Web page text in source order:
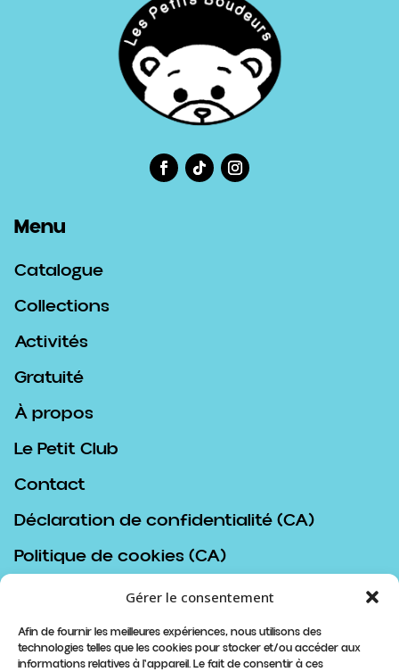
Gérer le consentement
Afin de fournir les meilleures expériences, nous utilisons des
technologies telles que les cookies pour stocker et/ou accéder aux
informations relatives à l'appareil. Le fait de consentir à ces
Menu
Catalogue
Collections
Activités
Gratuité
À propos
Le Petit Club
Contact
Déclaration de confidentialité (CA)
Politique de cookies (CA)
Politique d’achat